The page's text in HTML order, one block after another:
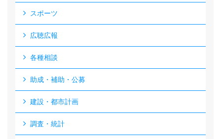
スポーツ
広聴広報
各種相談
助成・補助・公募
建設・都市計画
調査・統計